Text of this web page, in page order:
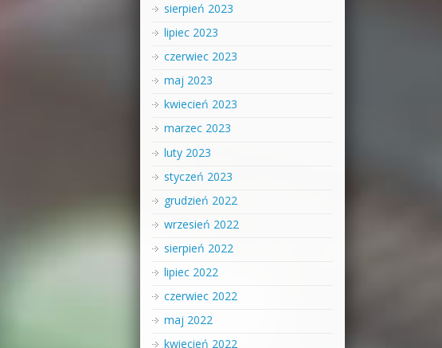
sierpień 2023
lipiec 2023
czerwiec 2023
maj 2023
kwiecień 2023
marzec 2023
luty 2023
styczeń 2023
grudzień 2022
wrzesień 2022
sierpień 2022
lipiec 2022
czerwiec 2022
maj 2022
kwiecień 2022